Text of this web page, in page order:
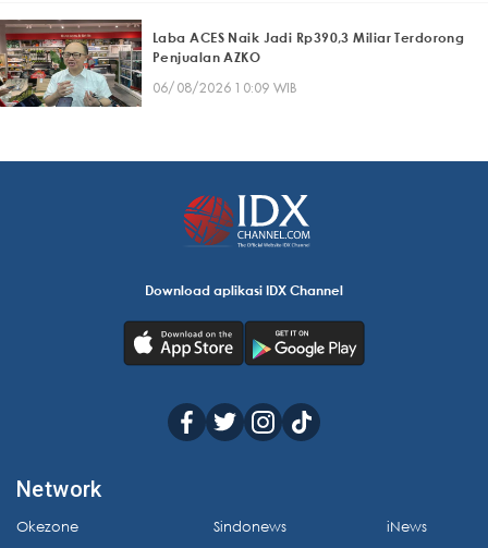
Laba ACES Naik Jadi Rp390,3 Miliar Terdorong
Penjualan AZKO
06/08/2026 10:09 WIB
Download aplikasi IDX Channel
Network
Okezone
Sindonews
iNews